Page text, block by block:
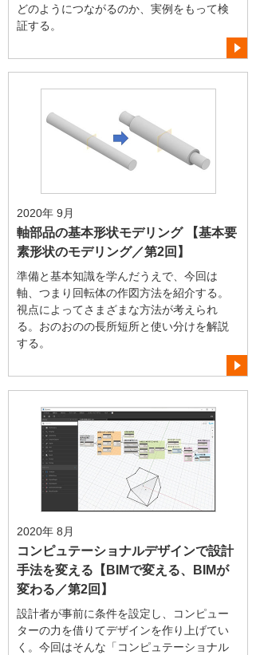
どのようにつながるのか、実例をもって検
証する。
2020年 9月
軸部品の基本形状モデリング 【基本要
素形状のモデリング／第2回】
準備と基本知識を学んだうえで、今回は
軸、つまり回転体の作図方法を紹介する。
視点によってさまざまな方法が考えられ
る。おのおのの長所短所と使い分けを解説
する。
2020年 8月
コンピュテーショナルデザインで設計
手法を変える【BIMで変える、BIMが
変わる／第2回】
設計者が事前に条件を設定し、コンピュー
ターの力を借りてデザインを作り上げてい
く。今回はそんな「コンピュテーショナル